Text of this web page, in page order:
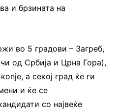
и брзината на
во 5 градови – Загреб,
од Србија и Црна Гора),
а секој град ќе ги
и ќе се
со највеќе